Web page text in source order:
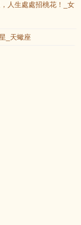
人生處處招桃花！_女
_天蠍座